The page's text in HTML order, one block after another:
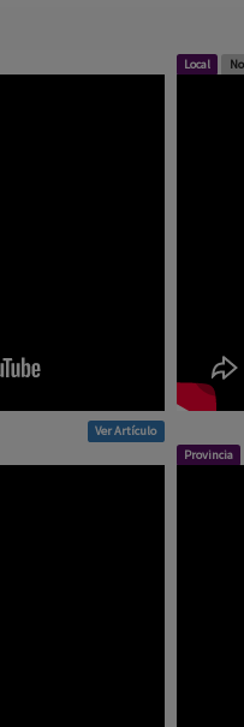
Ver Artículo
Local
Provincia